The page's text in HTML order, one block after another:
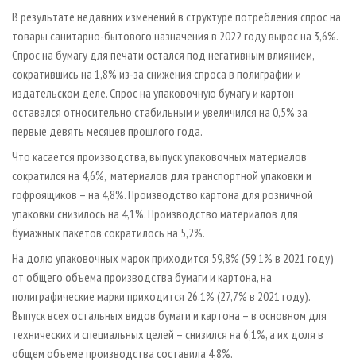
ИНСТРУМЕНТ И МАТЕРИАЛЫ
БИБЛИОТЕКА СПЕЦИАЛИСТА
В результате недавних изменений в структуре потребления спрос на
товары санитарно-бытового назначения в 2022 году вырос на 3,6%.
Спрос на бумагу для печати остался под негативным влиянием,
сократившись на 1,8% из-за снижения спроса в полиграфии и
издательском деле. Спрос на упаковочную бумагу и картон
оставался относительно стабильным и увеличился на 0,5% за
первые девять месяцев прошлого года.
Что касается производства, выпуск упаковочных материалов
сократился на 4,6%, материалов для транспортной упаковки и
гофроящиков – на 4,8%. Производство картона для розничной
упаковки снизилось на 4,1%. Производство материалов для
бумажных пакетов сократилось на 5,2%.
На долю упаковочных марок приходится 59,8% (59,1% в 2021 году)
от общего объема производства бумаги и картона, на
полиграфические марки приходится 26,1% (27,7% в 2021 году).
Выпуск всех остальных видов бумаги и картона – в основном для
технических и специальных целей – снизился на 6,1%, а их доля в
общем объеме производства составила 4,8%.